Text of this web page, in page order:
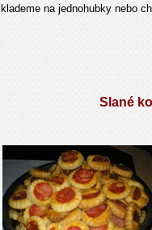
klademe na jednohubky nebo
Slané